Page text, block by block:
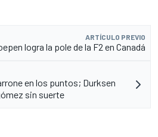
ARTÍCULO PREVIO
logra la pole de la F2 en Canadá
en los puntos; Durksen
sin suerte